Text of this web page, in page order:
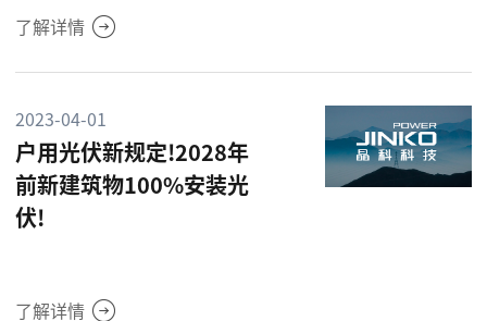
了解详情
2023-04-01
户用光伏新规定!2028年
前新建筑物100%安装光
伏!
了解详情